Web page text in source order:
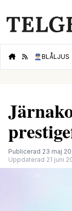
👮🏻‍♂️BLÅLJUS
Publicerad 23 maj
Uppdaterad 21 juni